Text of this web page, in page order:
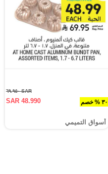
٣٠ % خصم
SAR ٦٩.٩٥٠
SAR 48.990
أسواق التميمي